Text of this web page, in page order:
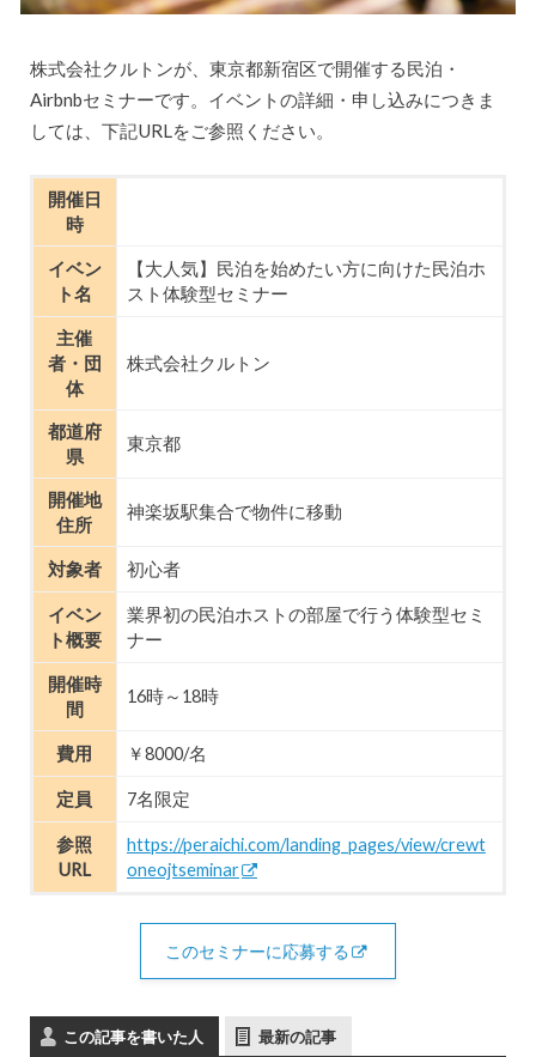
株式会社クルトンが、東京都新宿区で開催する民泊・
Airbnbセミナーです。イベントの詳細・申し込みにつきま
しては、下記URLをご参照ください。
開催日
時
イベン
ト名
【大人気】民泊を始めたい方に向けた民泊ホ
スト体験型セミナー
主催
者・団
体
株式会社クルトン
都道府
県
東京都
開催地
住所
神楽坂駅集合で物件に移動
対象者 初心者
イベン
ト概要
業界初の民泊ホストの部屋で行う体験型セミ
ナー
開催時
間
16時～18時
費用 ￥8000/名
定員 7名限定
参照
URL
https://peraichi.com/landing_pages/view/crewt
oneojtseminar
このセミナーに応募する
この記事を書いた人 最新の記事